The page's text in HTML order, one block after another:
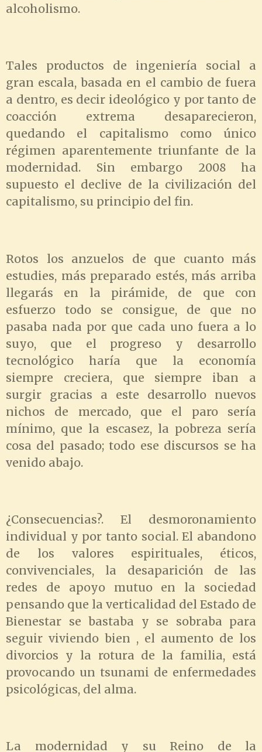
alcoholismo.
Tales productos de ingeniería social a
gran escala, basada en el cambio de fuera
a dentro, es decir ideológico y por tanto de
coacción extrema desaparecieron,
quedando el capitalismo como único
régimen aparentemente triunfante de la
modernidad. Sin embargo 2008 ha
supuesto el declive de la civilización del
capitalismo, su principio del fin.
Rotos los anzuelos de que cuanto más
estudies, más preparado estés, más arriba
llegarás en la pirámide, de que con
esfuerzo todo se consigue, de que no
pasaba nada por que cada uno fuera a lo
suyo, que el progreso y desarrollo
tecnológico haría que la economía
siempre creciera, que siempre iban a
surgir gracias a este desarrollo nuevos
nichos de mercado, que el paro sería
mínimo, que la escasez, la pobreza sería
cosa del pasado; todo ese discursos se ha
venido abajo.
¿Consecuencias?. El desmoronamiento
individual y por tanto social. El abandono
de los valores espirituales, éticos,
convivenciales, la desaparición de las
redes de apoyo mutuo en la sociedad
pensando que la verticalidad del Estado de
Bienestar se bastaba y se sobraba para
seguir viviendo bien , el aumento de los
divorcios y la rotura de la familia, está
provocando un tsunami de enfermedades
psicológicas, del alma.
La modernidad y su Reino de la